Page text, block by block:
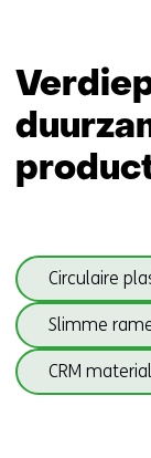
Circulaire
Slimme
CRM